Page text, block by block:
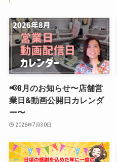
📢8月のお知らせ〜店舗営
業日&動画公開日カレンダ
ー〜
2026年7月30日